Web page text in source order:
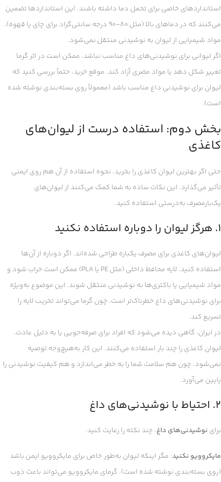
استانداردهای خاصی برای تحمل دما داشته باشند. این استانداردها تضمین
می‌کنند که در دماهای بالا (مثل ۸۰-۹۰ درجه سانتی‌گراد برای چای یا قهوه)،
مواد شیمیایی از لیوان به نوشیدنی منتقل نمی‌شود.
اگر لیوانی برای نوشیدنی‌های داغ مناسب نباشد، ممکن است در اثر گرما
تغییر شکل دهد یا مواد مضری آزاد کند. موقع خرید، حتماً بررسی کنید که
لیوان برای نوشیدنی داغ مناسب باشد (معمولاً روی بسته‌بندی نوشته شده
است).
بخش دوم: استفاده درست از لیوان‌های
کاغذی
حتی اگر بهترین لیوان کاغذی را بخرید، نحوه استفاده از آن هم روی ایمنی
تأثیر می‌گذارد. این نکات ساده به شما کمک می‌کنند از لیوان‌های
یک‌بارمصرف به‌درستی استفاده کنید.
۱. هرگز لیوان را دوباره استفاده نکنید
لیوان‌های کاغذی برای مصرف یکباره طراحی شده‌اند. اگر دوباره از آن‌ها
استفاده کنید، لایه محافظ داخلی (مثل PE یا PLA) ممکن است خراب شود و
مواد شیمیایی یا باکتری‌ها به نوشیدنی منتقل شوند. این موضوع به‌ویژه
برای نوشیدنی‌های داغ خطرناک‌تر است، چون گرما می‌تواند تخریب لایه را
تسریع کند.
در ایران، گاهی دیده می‌شود که افراد برای صرفه‌جویی یا به دلیل عادت،
لیوان کاغذی را چند بار استفاده می‌کنند. این کار به‌هیچ‌وجه توصیه
نمی‌شود، چون هم سلامت شما را به خطر می‌اندازد و هم کیفیت نوشیدنی را
پایین می‌آورد.
۲. احتیاط با نوشیدنی‌های داغ
برای نوشیدنی‌های داغ، چند نکته را رعایت کنید:
مایکروویو نکنید: مگر اینکه لیوان به‌طور خاص برای مایکروویو ایمن باشد
(روی بسته‌بندی نوشته شده است). گرمای مایکروویو می‌تواند باعث ذوب